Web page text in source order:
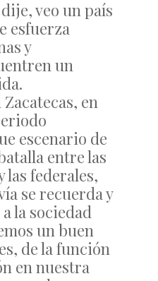
veo un país
esfuerza
y
un
en
escenario de
entre las
las federales,
se recuerda y
la sociedad
un buen
de la función
en nuestra